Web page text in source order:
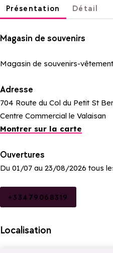
Présentation Détail
Magasin de souvenirs
Magasin de souvenirs-
Adresse
704 Route du Col du Petit St
Centre Commercial le Valaisan
Montrer sur la carte
Ouvertures
Du 01/07 au 23/08/2026 tous
+33479068319
Localisation